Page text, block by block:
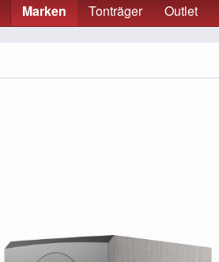
Marken Tonträger Outlet